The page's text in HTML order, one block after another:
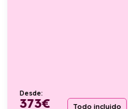
Desde:
373€ Todo incluido